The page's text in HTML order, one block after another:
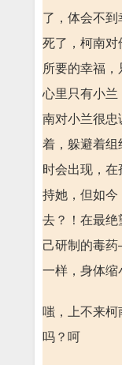
了，体会不
死了，柯南对
所要的幸福
心里只有小兰
南对小兰很忠
着，躲避着组
时会出现，
持她，但如今
去？！在最绝
己研制的毒
一样，身体缩
嗤，上不来
吗？呵